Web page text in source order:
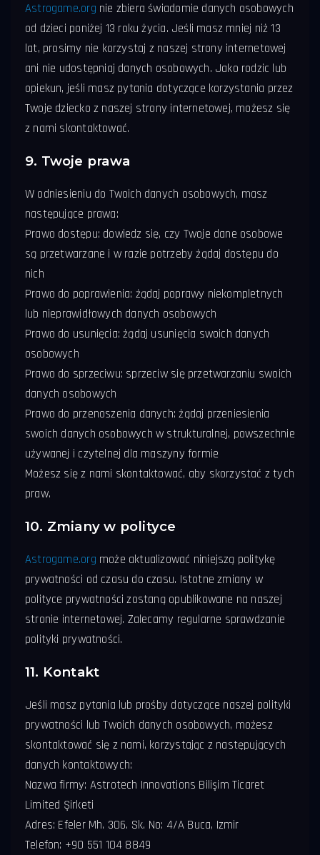
Astrogame.org nie zbiera świadomie danych osobowych
od dzieci poniżej 13 roku życia. Jeśli masz mniej niż 13
lat, prosimy nie korzystaj z naszej strony internetowej
ani nie udostępniaj danych osobowych. Jako rodzic lub
opiekun, jeśli masz pytania dotyczące korzystania przez
Twoje dziecko z naszej strony internetowej, możesz się
z nami skontaktować.
9. Twoje prawa
W odniesieniu do Twoich danych osobowych, masz
następujące prawa:
Prawo dostępu: dowiedz się, czy Twoje dane osobowe
są przetwarzane i w razie potrzeby żądaj dostępu do
nich
Prawo do poprawienia: żądaj poprawy niekompletnych
lub nieprawidłowych danych osobowych
Prawo do usunięcia: żądaj usunięcia swoich danych
osobowych
Prawo do sprzeciwu: sprzeciw się przetwarzaniu swoich
danych osobowych
Prawo do przenoszenia danych: żądaj przeniesienia
swoich danych osobowych w strukturalnej, powszechnie
używanej i czytelnej dla maszyny formie
Możesz się z nami skontaktować, aby skorzystać z tych
praw.
10. Zmiany w polityce
Astrogame.org może aktualizować niniejszą politykę
prywatności od czasu do czasu. Istotne zmiany w
polityce prywatności zostaną opublikowane na naszej
stronie internetowej. Zalecamy regularne sprawdzanie
polityki prywatności.
11. Kontakt
Jeśli masz pytania lub prośby dotyczące naszej polityki
prywatności lub Twoich danych osobowych, możesz
skontaktować się z nami, korzystając z następujących
danych kontaktowych:
Nazwa firmy: Astrotech Innovations Bilişim Ticaret
Limited Şirketi
Adres: Efeler Mh. 306. Sk. No: 4/A Buca, Izmir
Telefon: +90 551 104 8849